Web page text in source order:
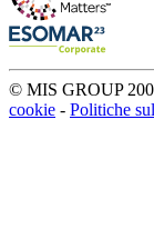
© MIS GROUP
cookie - Politiche